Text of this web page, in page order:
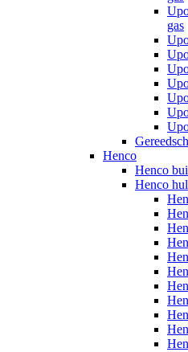
gas
Henco
Henco
Henco